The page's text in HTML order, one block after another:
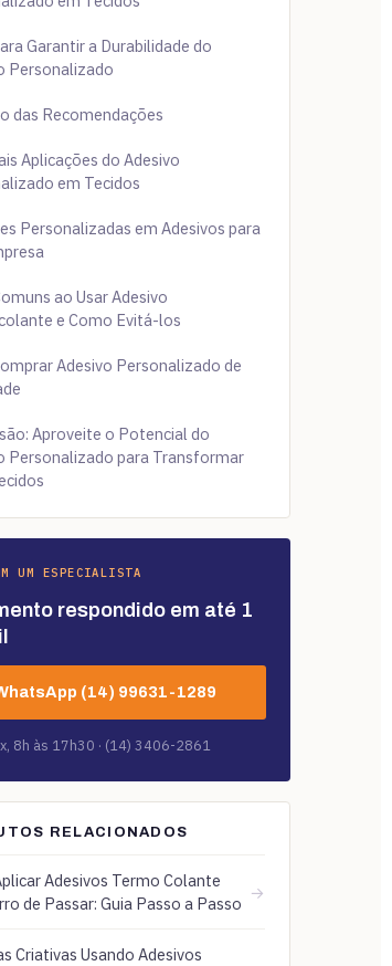
Garantir a Durabilidade do
Personalizado
das Recomendações
Aplicações do Adesivo
em Tecidos
Personalizadas em Adesivos para
ao Usar Adesivo
e Como Evitá-los
Adesivo Personalizado de
Aproveite o Potencial do
Personalizado para Transformar
UM ESPECIALISTA
respondido em até 1
(14) 99631-1289
8h às 17h30 · (14) 3406-2861
RELACIONADOS
Adesivos Termo Colante
de Passar: Guia Passo a Passo
→
Criativas Usando Adesivos